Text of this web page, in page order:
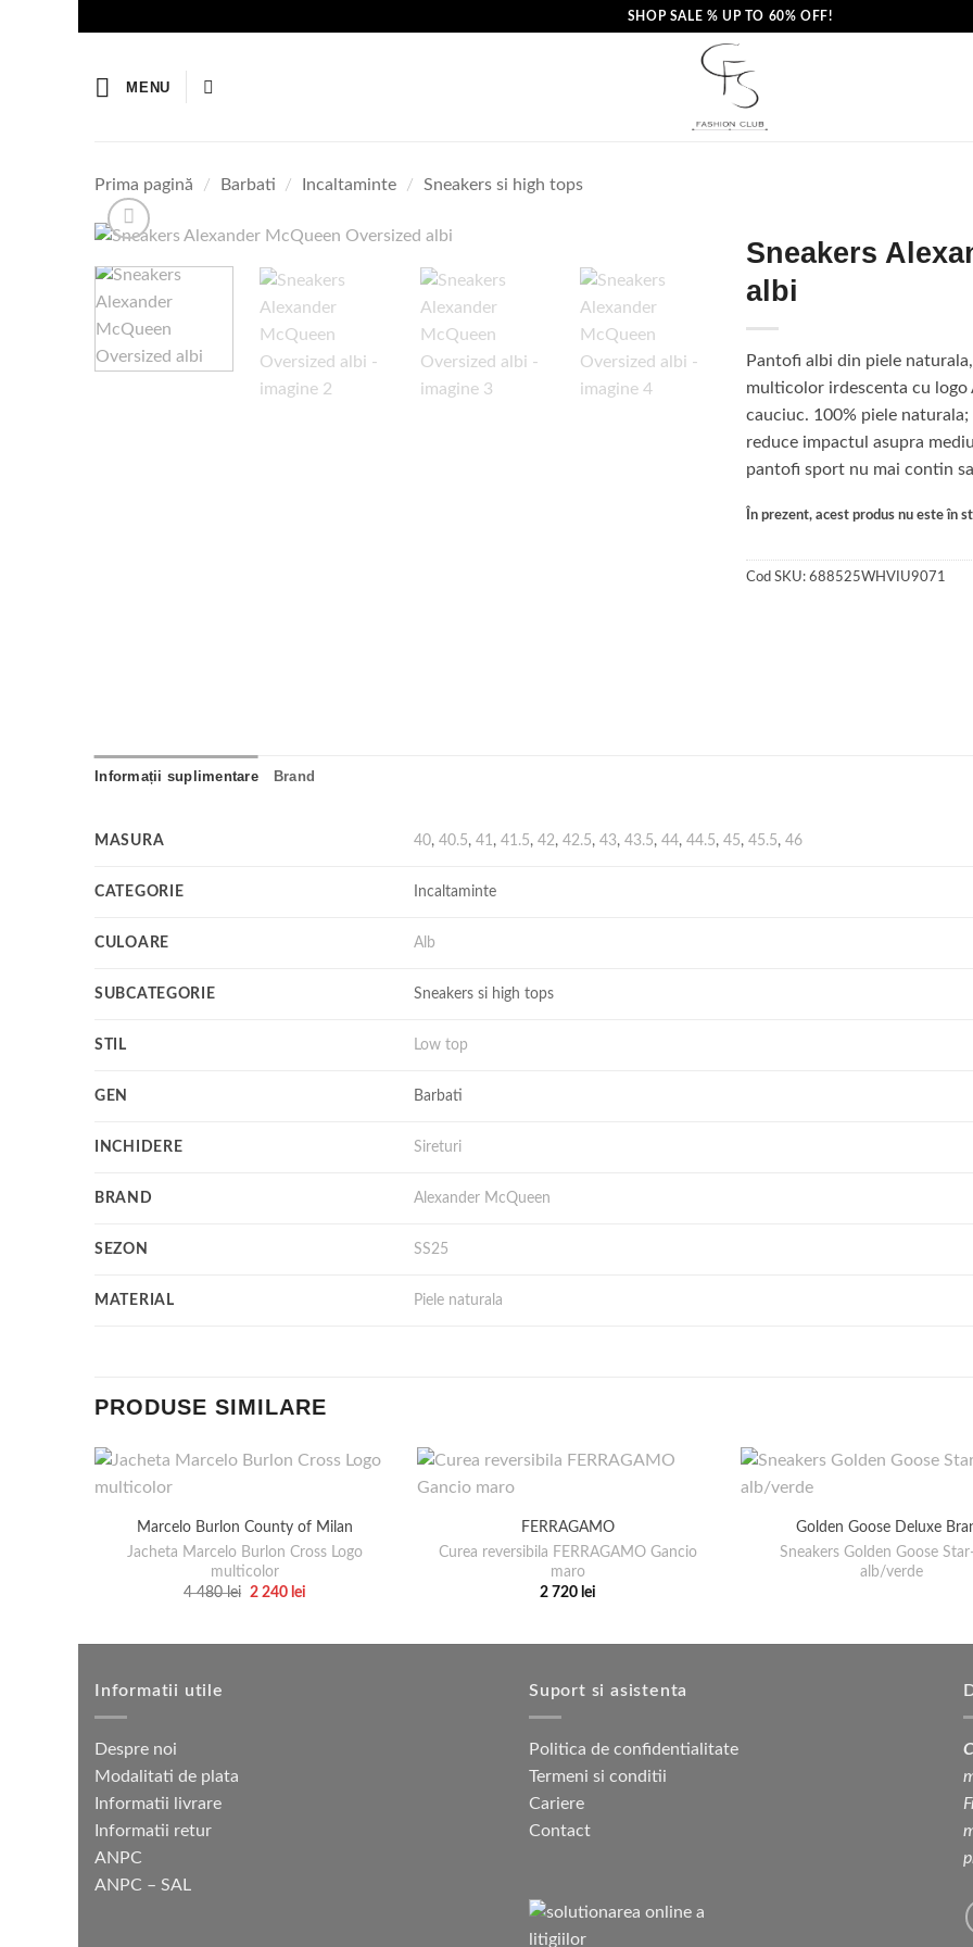
SHOP SALE % UP TO 60% OFF!
MENU
Prima pagină / Barbati / Incaltaminte / Sneakers si high tops
Sneakers
albi
Pantofi albi din piele
multicolor irdescenta cu
cauciuc. 100% piele
reduce impactul asupra
pantofi sport nu mai contin
În prezent, acest produs nu este în
Cod SKU: 688525WHVIU9071
Informații suplimentare Brand
MASURA 40,40.5,41,41.5,42,42.5,43,43.5,44,44.5,45,45.5,46
CATEGORIE Incaltaminte
CULOARE Alb
SUBCATEGORIE Sneakers si high tops
STIL Low top
GEN Barbati
INCHIDERE Sireturi
BRAND Alexander McQueen
SEZON SS25
MATERIAL Piele naturala
PRODUSE SIMILARE
Marcelo Burlon County of Milan
Jacheta Marcelo Burlon Cross Logo
multicolor
4 480lei Prețul
2 240 lei
FERRAGAMO
Curea reversibila FERRAGAMO Gancio
maro
2 720 lei
mai
pot
fi
alese
produsului.
Golden Goose Deluxe
Sneakers Golden Goose
alb/verde
Informatii utile
Despre noi
Modalitati de plata
Informatii livrare
Informatii retur
ANPC
ANPC – SAL
Suport si asistenta
Politica de confidentialitate
Termeni si conditii
Cariere
Contact